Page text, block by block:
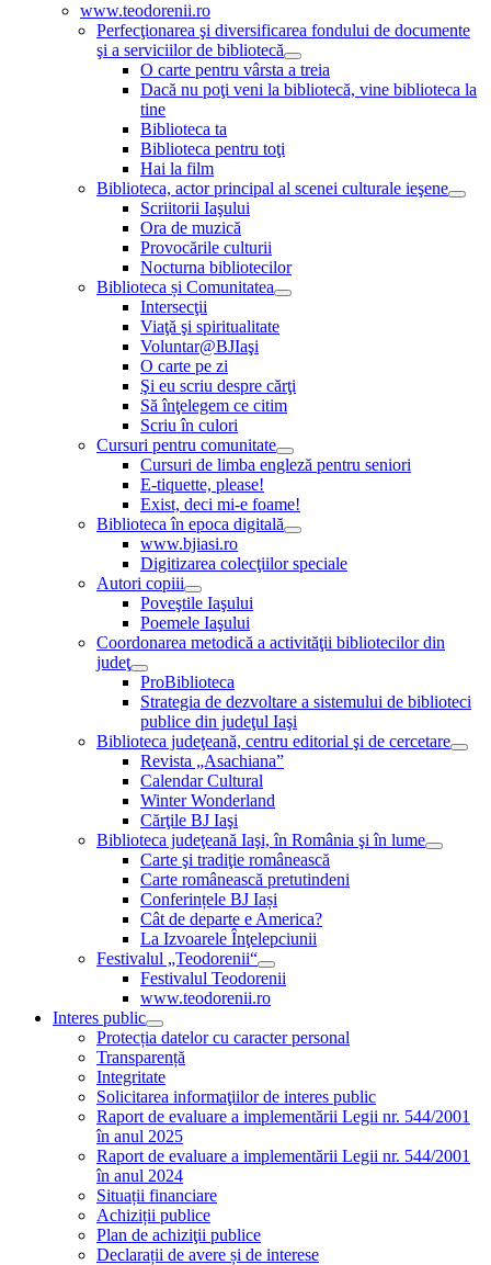
www.teodorenii.ro
Perfecţionarea şi diversificarea fondului de documente
şi a serviciilor de bibliotecă
O carte pentru vârsta a treia
Dacă nu poţi veni la bibliotecă, vine biblioteca la
tine
Biblioteca ta
Biblioteca pentru toţi
Hai la film
Biblioteca, actor principal al scenei culturale ieşene
Scriitorii Iaşului
Ora de muzică
Provocările culturii
Nocturna bibliotecilor
Biblioteca și Comunitatea
Intersecţii
Viaţă şi spiritualitate
Voluntar@BJIaşi
O carte pe zi
Şi eu scriu despre cărţi
Să înţelegem ce citim
Scriu în culori
Cursuri pentru comunitate
Cursuri de limba engleză pentru seniori
E-tiquette, please!
Exist, deci mi-e foame!
Biblioteca în epoca digitală
www.bjiasi.ro
Digitizarea colecţiilor speciale
Autori copiii
Poveştile Iaşului
Poemele Iaşului
Coordonarea metodică a activităţii bibliotecilor din
judeţ
ProBiblioteca
Strategia de dezvoltare a sistemului de biblioteci
publice din judeţul Iaşi
Biblioteca judeţeană, centru editorial şi de cercetare
Revista „Asachiana”
Calendar Cultural
Winter Wonderland
Cărţile BJ Iaşi
Biblioteca judeţeană Iaşi, în România şi în lume
Carte şi tradiţie românească
Carte românească pretutindeni
Conferințele BJ Iași
Cât de departe e America?
La Izvoarele Înţelepciunii
Festivalul „Teodorenii“
Festivalul Teodorenii
www.teodorenii.ro
Interes public
Protecția datelor cu caracter personal
Transparență
Integritate
Solicitarea informaţiilor de interes public
Raport de evaluare a implementării Legii nr. 544/2001
în anul 2025
Raport de evaluare a implementării Legii nr. 544/2001
în anul 2024
Situații financiare
Achiziții publice
Plan de achiziţii publice
Declarații de avere și de interese